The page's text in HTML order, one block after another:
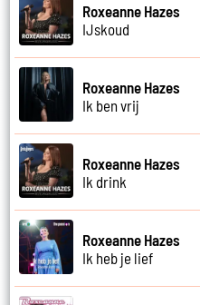
Roxeanne Hazes
IJskoud
Roxeanne Hazes
Ik ben vrij
Roxeanne Hazes
Ik drink
Roxeanne Hazes
Ik heb je lief